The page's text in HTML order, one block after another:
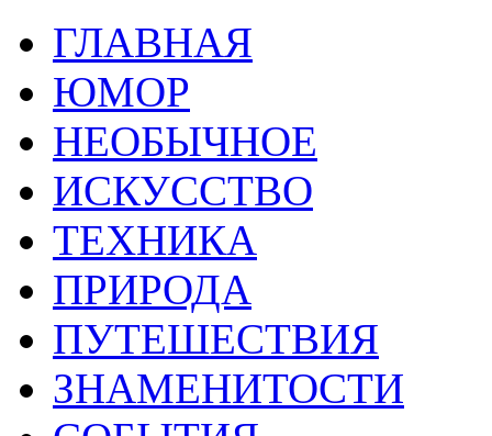
ГЛАВНАЯ
ЮМОР
НЕОБЫЧНОЕ
ИСКУССТВО
ТЕХНИКА
ПРИРОДА
ПУТЕШЕСТВИЯ
ЗНАМЕНИТОСТИ